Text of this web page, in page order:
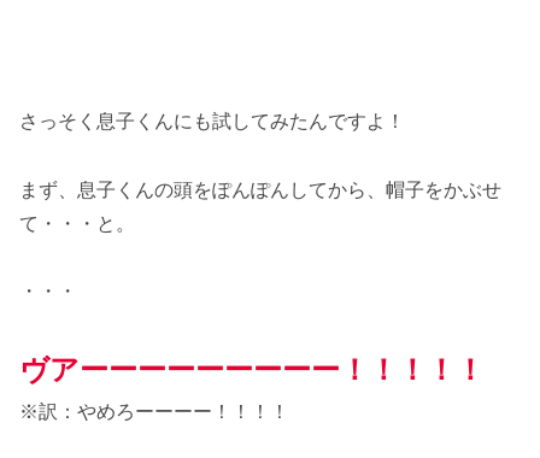
さっそく息子くんにも試してみたんですよ！
まず、息子くんの頭をぽんぽんしてから、帽子をかぶせ
て・・・と。
・・・
ヴアーーーーーーーーー！！！！！
※訳：やめろーーーー！！！！